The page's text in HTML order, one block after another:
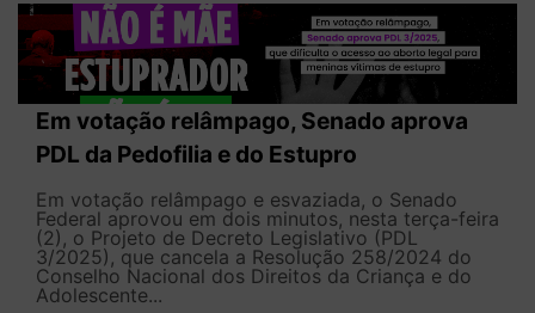
Em votação relâmpago, Senado aprova
PDL da Pedofilia e do Estupro
Em votação relâmpago e esvaziada, o Senado
Federal aprovou em dois minutos, nesta terça-feira
(2), o Projeto de Decreto Legislativo (PDL
3/2025), que cancela a Resolução 258/2024 do
Conselho Nacional dos Direitos da Criança e do
Adolescente...